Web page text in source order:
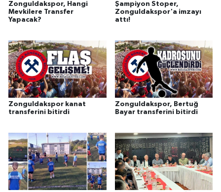
Zonguldakspor, Hangi
Mevkilere Transfer
Yapacak?
Şampiyon Stoper,
Zonguldakspor'a imzayı
attı!
Zonguldakspor kanat
transferini bitirdi
Zonguldakspor, Bertuğ
Bayar transferini bitirdi